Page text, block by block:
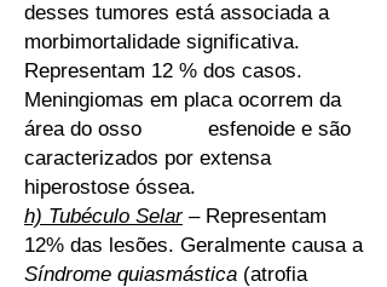
desses tumores está associada a
morbimortalidade significativa.
Representam 12 % dos casos.
Meningiomas em placa ocorrem da
área do osso esfenoide e são
caracterizados por extensa
hiperostose óssea.
h) Tubéculo Selar– Representam
12% das lesões. Geralmente causa a
Síndrome quiasmástica (atrofia